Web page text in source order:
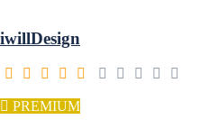
iwillDesign
PREMIUM